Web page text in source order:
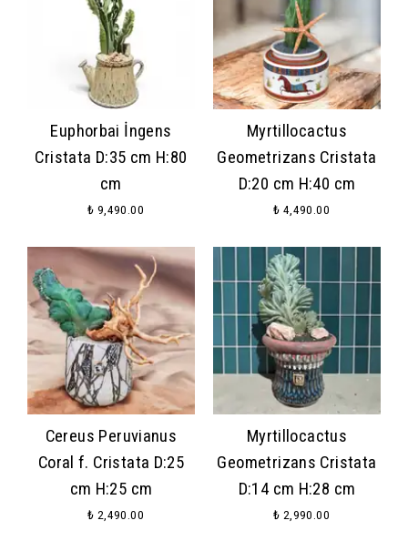
Euphorbai İngens
Cristata D:35 cm H:80
cm
₺ 9,490.00
Myrtillocactus
Geometrizans Cristata
D:20 cm H:40 cm
₺ 4,490.00
Cereus Peruvianus
Coral f. Cristata D:25
cm H:25 cm
₺ 2,490.00
Myrtillocactus
Geometrizans Cristata
D:14 cm H:28 cm
₺ 2,990.00